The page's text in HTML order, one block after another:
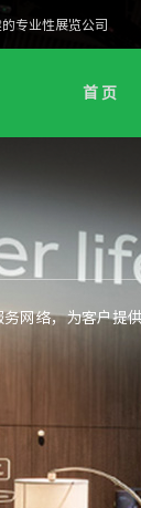
专业性展览公司
首 页
网络，为客户提